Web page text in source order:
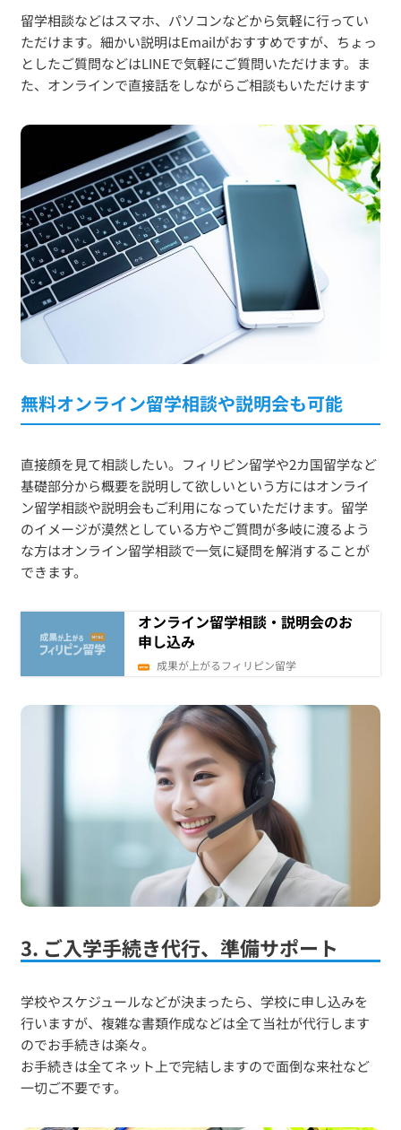
留学相談などはスマホ、パソコンなどから気軽に行ってい
ただけます。細かい説明はEmailがおすすめですが、ちょっ
としたご質問などはLINEで気軽にご質問いただけます。ま
た、オンラインで直接話をしながらご相談もいただけます
無料オンライン留学相談や説明会も可能
直接顔を見て相談したい。フィリピン留学や2カ国留学など
基礎部分から概要を説明して欲しいという方にはオンライ
ン留学相談や説明会もご利用になっていただけます。留学
のイメージが漠然としている方やご質問が多岐に渡るよう
な方はオンライン留学相談で一気に疑問を解消することが
できます。
オンライン留学相談・説明会のお
申し込み
成果が上がるフィリピン留学
3. ご入学手続き代行、準備サポート
学校やスケジュールなどが決まったら、学校に申し込みを
行いますが、複雑な書類作成などは全て当社が代行します
のでお手続きは楽々。
お手続きは全てネット上で完結しますので面倒な来社など
一切ご不要です。